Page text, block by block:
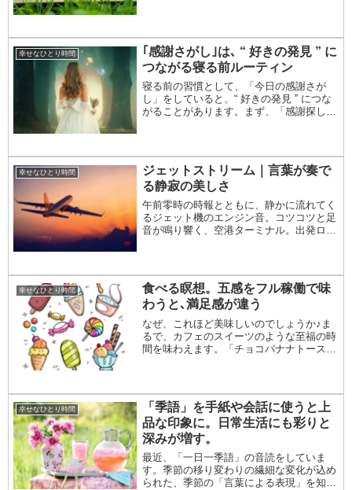
ズ の中の作...
幸せなひとり時間
｢感謝さがし｣は､ “ 好きの発見 ” に
つながる寝る前ルーティン
寝る前の習慣として、「今日の感謝さが
し」をしていると、“ 好きの発見 ” につな
がることがあります。まず、「感謝探し」
ます。す...
幸せなひとり時間
ジェットストリーム｜言葉が奏で
る静寂の美しさ
午前零時の時報とともに、静かに流れてく
るジェット機のエンジン音。コツコツと足
音が鳴り響く、空港ターミナル。出発ロビ
と、...
幸せなひとり時間
食べる瞑想。五感をフル稼働で味
わうと､満足感が違う
なぜ、これほど美味しいのでしょうか♪ま
るで、カフェのスイーツのような至福の時
間を味わえます。「チョコバナナトースト
りを並べ...
幸せなひとり時間
「季語」を手紙や会話に使うと上
品な印象に。日常生活にも彩りと
深みが増す。
最近、「一日一季語」の音読をしていま
す。季節の移り変わりの繊細な変化が込め
られた、季節の「言葉による表現」を知る